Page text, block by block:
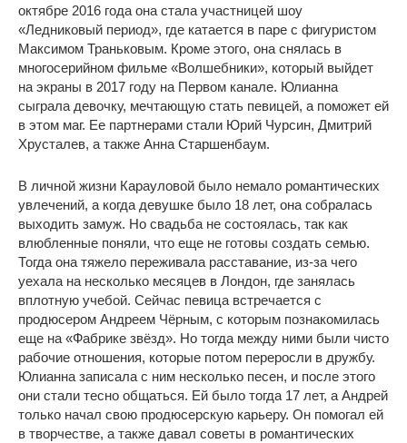
октябре 2016 года она стала участницей шоу
«Ледниковый период», где катается в паре с фигуристом
Максимом Траньковым. Кроме этого, она снялась в
многосерийном фильме «Волшебники», который выйдет
на экраны в 2017 году на Первом канале. Юлианна
сыграла девочку, мечтающую стать певицей, а поможет ей
в этом маг. Ее партнерами стали Юрий Чурсин, Дмитрий
Хрусталев, а также Анна Старшенбаум.
В личной жизни Карауловой было немало романтических
увлечений, а когда девушке было 18 лет, она собралась
выходить замуж. Но свадьба не состоялась, так как
влюбленные поняли, что еще не готовы создать семью.
Тогда она тяжело переживала расставание, из-за чего
уехала на несколько месяцев в Лондон, где занялась
вплотную учебой. Сейчас певица встречается с
продюсером Андреем Чёрным, с которым познакомилась
еще на «Фабрике звёзд». Но тогда между ними были чисто
рабочие отношения, которые потом переросли в дружбу.
Юлианна записала с ним несколько песен, и после этого
они стали тесно общаться. Ей было тогда 17 лет, а Андрей
только начал свою продюсерскую карьеру. Он помогал ей
в творчестве, а также давал советы в романтических